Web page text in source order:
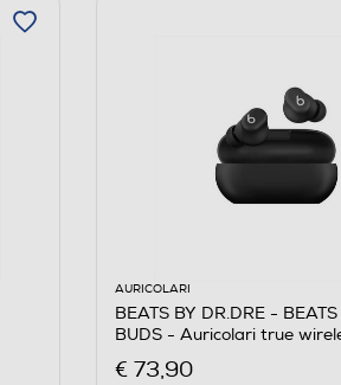
AURICOLARI
BEATS BY DR.DRE -
BUDS - Auricolari true
€ 73,90